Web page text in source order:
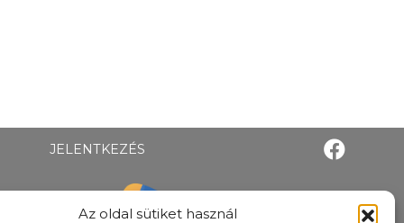
Az oldal sütiket használ
JELENTKEZÉS